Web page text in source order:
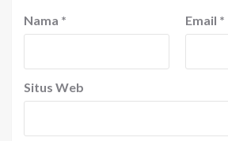
Nama * Email *
Situs Web